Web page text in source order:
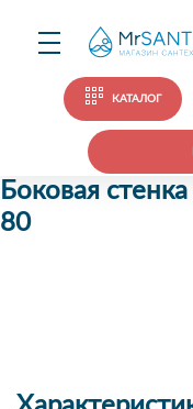
КАТАЛОГ
Боковая
80